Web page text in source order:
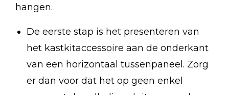
hangen.
De eerste stap is het presenteren van
het kastkitaccessoire aan de onderkant
van een horizontaal tussenpaneel. Zorg
er dan voor dat het op geen enkel